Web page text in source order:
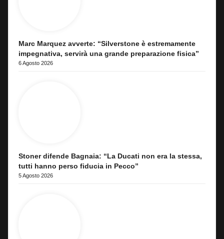
Marc Marquez avverte: “Silverstone è estremamente
impegnativa, servirà una grande preparazione fisica”
6 Agosto 2026
Stoner difende Bagnaia: “La Ducati non era la stessa,
tutti hanno perso fiducia in Pecco”
5 Agosto 2026